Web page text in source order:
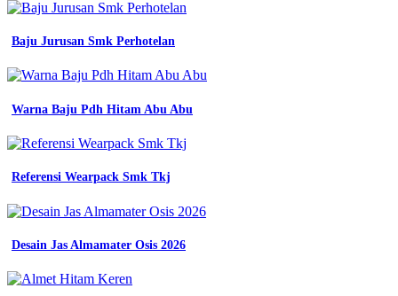
polos
bengkel
bengkel
jual
baju
jasko
desain
kaos
warung
kopi
lengan
hitam
Baju Jurusan Smk Perhotelan
Warna Baju Pdh Hitam Abu Abu
Referensi Wearpack Smk Tkj
Desain Jas Almamater Osis 2026